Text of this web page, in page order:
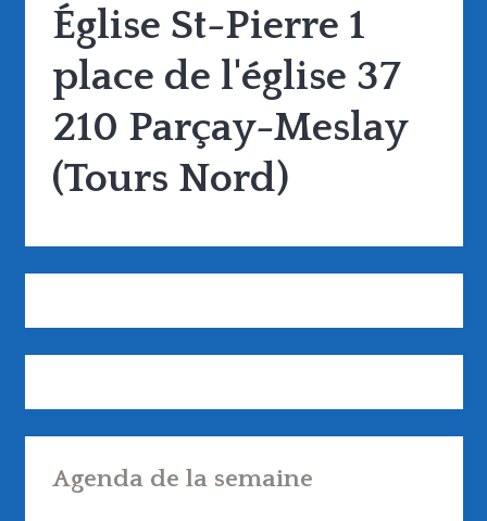
Église St-Pierre 1
place de l'église 37
210 Parçay-Meslay
(Tours Nord)
Agenda de la semaine